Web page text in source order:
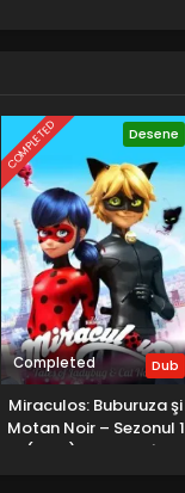
COMPLETED Desene
Completed Dub
Miraculos: Buburuza şi
Motan Noir – Sezonul 1
(2015) – Dublat în